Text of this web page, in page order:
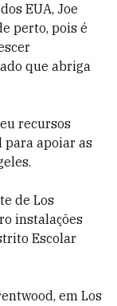
EUA, Joe
perto, pois é
que abriga
recursos
para apoiar as
de Los
instalações
Escolar
em Los